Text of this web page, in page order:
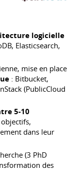
logicielle
Elasticsearch,
mise en place
: Bitbucket,
(PublicCloud
5-10
dans leur
(3 PhD
des